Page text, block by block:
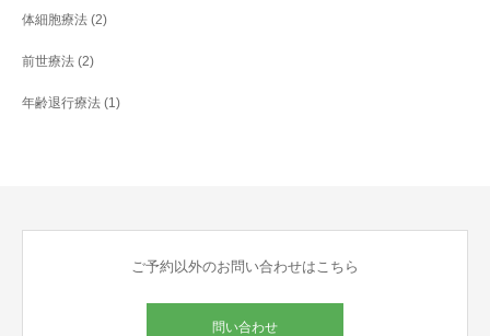
体細胞療法 (2)
前世療法 (2)
年齢退行療法 (1)
ご予約以外のお問い合わせはこちら
問い合わせ